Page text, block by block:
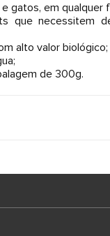
gatos, em qualquer
que necessitem
alto valor biológico;
de 300g.